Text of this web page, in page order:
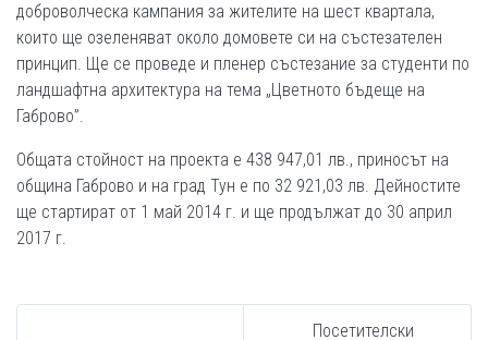
доброволческа кампания за жителите на шест квартала,
които ще озеленяват около домовете си на състезателен
принцип. Ще се проведе и пленер състезание за студенти по
ландшафтна архитектура на тема „Цветното бъдеще на
Габрово”.
Общата стойност на проекта е 438 947,01 лв., приносът на
община Габрово и на град Тун е по 32 921,03 лв. Дейностите
ще стартират от 1 май 2014 г. и ще продължат до 30 април
2017 г.
Посетителски